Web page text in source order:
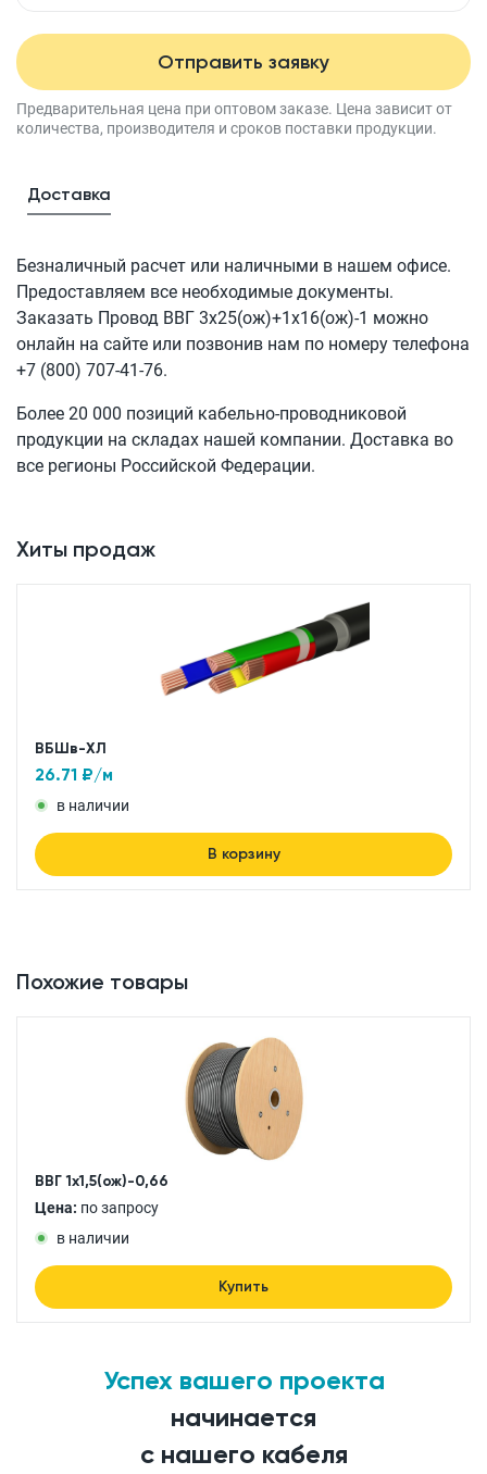
Отправить заявку
Предварительная цена при оптовом заказе. Цена зависит от
количества, производителя и сроков поставки продукции.
Доставка
Безналичный расчет или наличными в нашем офисе.
Предоставляем все необходимые документы.
Заказать Провод ВВГ 3x25(ож)+1x16(ож)-1 можно
онлайн на сайте или позвонив нам по номеру телефона
+7 (800) 707-41-76.
Более 20 000 позиций кабельно-проводниковой
продукции на складах нашей компании. Доставка во
все регионы Российской Федерации.
Хиты продаж
ВБШв-ХЛ
26.71 ₽/м
в наличии
В корзину
Похожие товары
ВВГ 1x1,5(ож)-0,66
Цена: по запросу
в наличии
Купить
Успех вашего проекта
начинается
с нашего кабеля